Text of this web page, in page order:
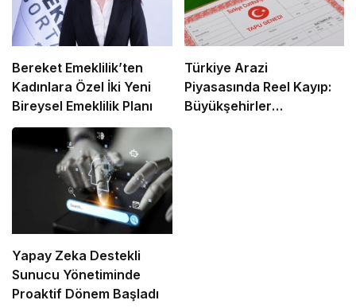
Bereket Emeklilik’ten
Kadınlara Özel İki Yeni
Bireysel Emeklilik Planı
Türkiye Arazi
Piyasasında Reel Kayıp:
Büyükşehirler
Yapay Zeka Destekli
Sunucu Yönetiminde
Proaktif Dönem Başladı